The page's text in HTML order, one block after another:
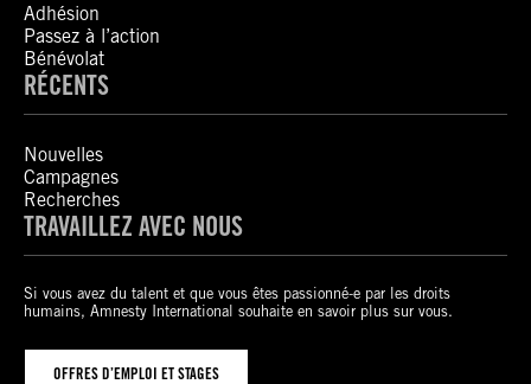
Adhésion
Passez à l’action
Bénévolat
RÉCENTS
Nouvelles
Campagnes
Recherches
TRAVAILLEZ AVEC NOUS
Si vous avez du talent et que vous êtes passionné-e par les droits
humains, Amnesty International souhaite en savoir plus sur vous.
OFFRES D’EMPLOI ET STAGES